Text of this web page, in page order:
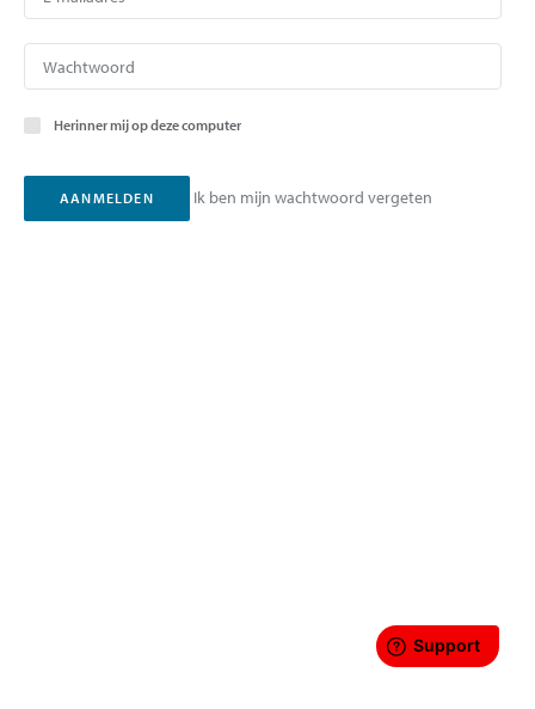
Herinner mij op deze computer
Ik ben mijn wachtwoord vergeten